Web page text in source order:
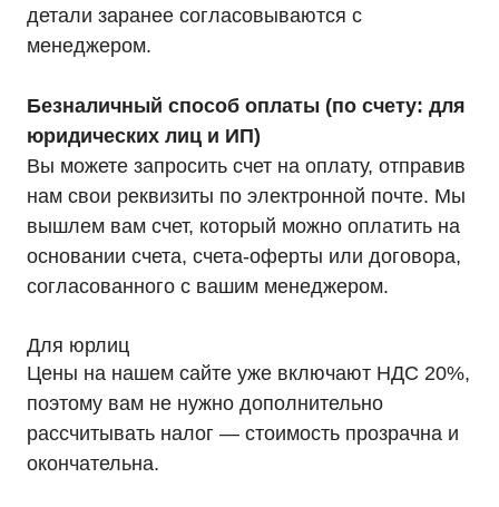
детали заранее согласовываются с
менеджером.
Безналичный способ оплаты (по счету: для
юридических лиц и ИП)
Вы можете запросить счет на оплату, отправив
нам свои реквизиты по электронной почте. Мы
вышлем вам счет, который можно оплатить на
основании счета, счета-оферты или договора,
согласованного с вашим менеджером.
Для юрлиц
Цены на нашем сайте уже включают НДС 20%,
поэтому вам не нужно дополнительно
рассчитывать налог — стоимость прозрачна и
окончательна.
публичной офертой
© 2021-2026 Официальный дилер «HIDEN»